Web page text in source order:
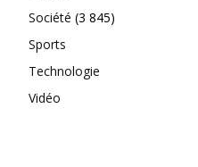
Société (3 845)
Sports
Technologie
Vidéo